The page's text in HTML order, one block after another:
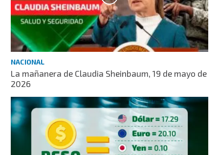
NACIONAL
La mañanera de Claudia Sheinbaum, 19 de mayo de
2026